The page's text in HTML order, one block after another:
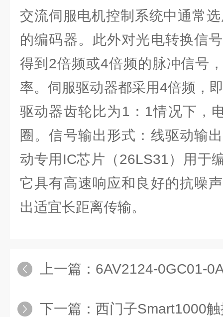
交流伺服电机控制系统中通常
的编码器。此外对光电转换信
得到2倍频或4倍频的脉冲信号
率。伺服驱动器都采用4倍频，
驱动器齿轮比为1：1情况下，
圈。信号输出形式：线驱动输
动专用IC芯片（26LS31）用于
它具有高速响应和良好的抗噪
出适宜长距离传输。
上一篇： 6AV2124-0GC01-
下一篇： 西门子Smart1000